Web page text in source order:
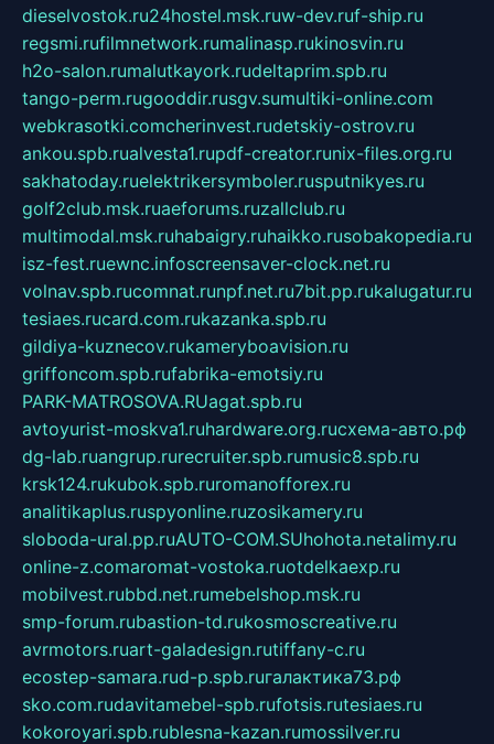
dieselvostok.ru24hostel.msk.ruw-dev.ruf-ship.ru
regsmi.rufilmnetwork.rumalinasp.rukinosvin.ru
h2o-salon.rumalutkayork.rudeltaprim.spb.ru
tango-perm.rugooddir.rusgv.sumultiki-online.com
webkrasotki.comcherinvest.rudetskiy-ostrov.ru
ankou.spb.rualvesta1.rupdf-creator.runix-files.org.ru
sakhatoday.ruelektrikersymboler.rusputnikyes.ru
golf2club.msk.ruaeforums.ruzallclub.ru
multimodal.msk.ruhabaigry.ruhaikko.rusobakopedia.ru
isz-fest.ruewnc.infoscreensaver-clock.net.ru
volnav.spb.rucomnat.runpf.net.ru7bit.pp.rukalugatur.ru
tesiaes.rucard.com.rukazanka.spb.ru
gildiya-kuznecov.rukameryboavision.ru
griffoncom.spb.rufabrika-emotsiy.ru
PARK-MATROSOVA.RUagat.spb.ru
avtoyurist-moskva1.ruhardware.org.ruсхема-авто.рф
dg-lab.ruangrup.rurecruiter.spb.rumusic8.spb.ru
krsk124.rukubok.spb.ruromanofforex.ru
analitikaplus.ruspyonline.ruzosikamery.ru
sloboda-ural.pp.ruAUTO-COM.SUhohota.netalimy.ru
online-z.comaromat-vostoka.ruotdelkaexp.ru
mobilvest.rubbd.net.rumebelshop.msk.ru
smp-forum.rubastion-td.rukosmoscreative.ru
avrmotors.ruart-galadesign.rutiffany-c.ru
ecostep-samara.rud-p.spb.ruгалактика73.рф
sko.com.rudavitamebel-spb.rufotsis.rutesiaes.ru
kokoroyari.spb.rublesna-kazan.rumossilver.ru